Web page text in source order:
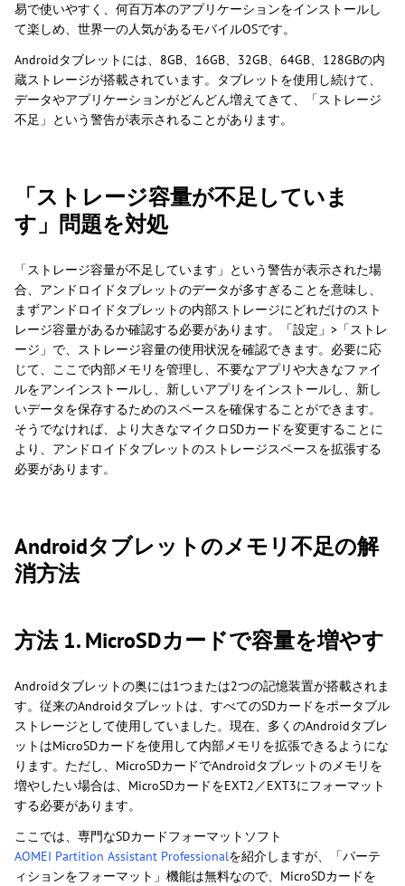
易で使いやすく、何百万本のアプリケーションをインストールし
て楽しめ、世界一の人気があるモバイルOSです。
Androidタブレットには、8GB、16GB、32GB、64GB、128GBの内
蔵ストレージが搭載されています。タブレットを使用し続けて、
データやアプリケーションがどんどん増えてきて、「ストレージ
不足」という警告が表示されることがあります。
「ストレージ容量が不足していま
す」問題を対処
「ストレージ容量が不足しています」という警告が表示された場
合、アンドロイドタブレットのデータが多すぎることを意味し、
まずアンドロイドタブレットの内部ストレージにどれだけのスト
レージ容量があるか確認する必要があります。「設定」>「ストレ
ージ」で、ストレージ容量の使用状況を確認できます。必要に応
じて、ここで内部メモリを管理し、不要なアプリや大きなファイ
ルをアンインストールし、新しいアプリをインストールし、新し
いデータを保存するためのスペースを確保することができます。
そうでなければ、より大きなマイクロSDカードを変更することに
より、アンドロイドタブレットのストレージスペースを拡張する
必要があります。
Androidタブレットのメモリ不足の解
消方法
方法 1. MicroSDカードで容量を増やす
Androidタブレットの奥には1つまたは2つの記憶装置が搭載されま
す。従来のAndroidタブレットは、すべてのSDカードをポータブル
ストレージとして使用していました。現在、多くのAndroidタブレ
ットはMicroSDカードを使用して内部メモリを拡張できるようにな
ります。ただし、MicroSDカードでAndroidタブレットのメモリを
増やしたい場合は、MicroSDカードをEXT2／EXT3にフォーマット
する必要があります。
ここでは、専門なSDカードフォーマットソフト
AOMEI Partition Assistant Professionalを紹介しますが、「パーテ
ィションをフォーマット」機能は無料なので、MicroSDカードを